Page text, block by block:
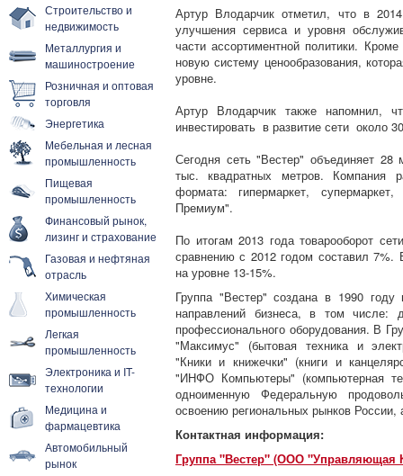
Строительство и
недвижимость
Металлургия и
машиностроение
Розничная и оптовая
торговля
Энергетика
Мебельная и лесная
промышленность
Пищевая
промышленность
Финансовый рынок,
лизинг и страхование
Газовая и нефтяная
отрасль
Химическая
промышленность
Легкая
промышленность
Электроника и IT-
технологии
Медицина и
фармацевтика
Автомобильный
рынок
Артур Влодарчик отметил, что в
улучшения сервиса и уровня
части ассортиментной политики.
новую систему ценообразования,
уровне.
Артур Влодарчик также напомнил,
инвестировать в развитие сети около
Сегодня сеть "Вестер" объединяет
тыс. квадратных метров. Компания
формата: гипермаркет,
Премиум".
По итогам 2013 года товарооборот
сравнению с 2012 годом составил 7%.
на уровне 13-15%.
Группа "Вестер" создана в 1990 году
направлений бизнеса, в том числе:
профессионального оборудования. В
"Максимус" (бытовая техника и
"Кники и книжечки" (книги и
"ИНФО Компьютеры" (компьютерная
одноименную Федеральную
освоению региональных рынков
Контактная информация:
Группа "Вестер" (ООО "Управляющая